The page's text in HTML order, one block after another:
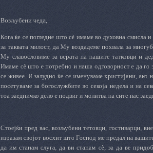
Возљубени чеда,
Кога ќе се погледне што сè имаме во духовна
за таквата милост, да Му воздадеме похвала за
Му славословиме за верата на нашите татковци и
Имаме сè што е потребно и наша одговорност е да го
се живее. И залудно ќе се именуваме христијани, ако
посетуваме за богослужбите во секоја недела и на
тоа заедничко дело е подвиг и молитва на сите нас
Стоејќи пред вас, возљубени тетовци, гостиварци,
изразам својот восхит што Господ ме предал на
да им станам слуга, да ви станам сè, за да ве